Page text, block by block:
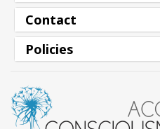
Contact
Policies